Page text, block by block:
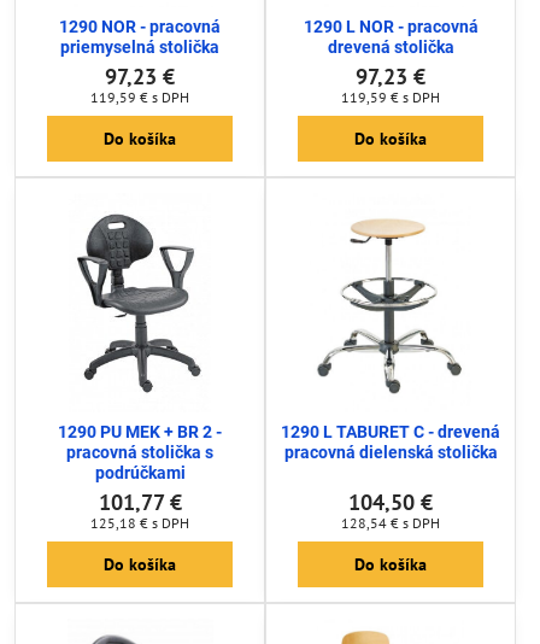
1290 NOR - pracovná
priemyselná stolička
97,23 €
119,59 € s DPH
Do košíka
1290 L NOR - pracovná
drevená stolička
97,23 €
119,59 € s DPH
Do košíka
1290 PU MEK + BR 2 -
pracovná stolička s
podrúčkami
101,77 €
125,18 € s DPH
Do košíka
1290 L TABURET C - drevená
pracovná dielenská stolička
104,50 €
128,54 € s DPH
Do košíka